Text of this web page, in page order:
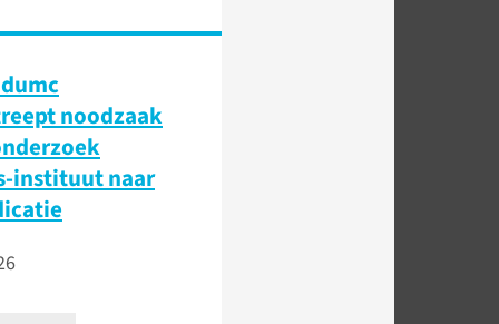
noodzaak
instituut naar